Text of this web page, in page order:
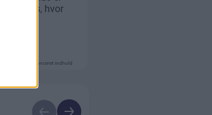
Annonceret indhold